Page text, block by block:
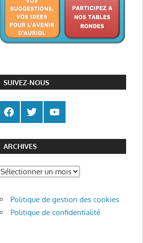
SUIVEZ-NOUS
ARCHIVES
Archives
Politique de gestion des cookies
Politique de confidentialité